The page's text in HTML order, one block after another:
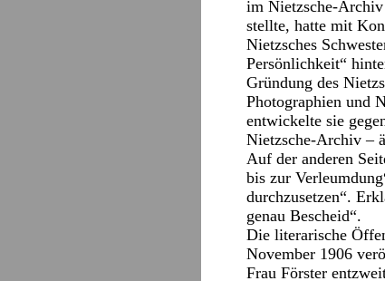
im Nietzsche-Archiv
stellte, hatte mit
Nietzsches
Persönlichkeit“
Gründung des
Photographien und
entwickelte sie
Nietzsche-Archiv –
Auf der anderen
bis zur
durchzusetzen“.
genau Bescheid“.
Die literarische
November 1906
Frau Förster